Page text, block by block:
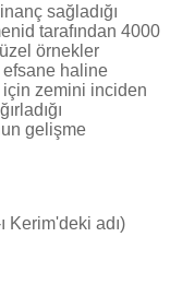
sağladığı
tarafından 4000
örnekler
efsane haline
için zemini inciden
gelişme
Kerim'deki adı)